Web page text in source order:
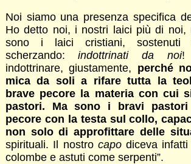
Noi siamo una presenza specifica
Ho detto noi, i nostri laici più di noi,
sono i laici cristiani,
scherzando:indottrinati da noi!
indottrinare, giustamente, perché
mica da soli a rifare tutta la
brave pecore la materia con cui
pastori. Ma sono i bravi
pecore con la testa sul collo,
non solo di approfittare delle
spirituali. Il nostro capodiceva infatti
colombe e astuti come serpenti”.